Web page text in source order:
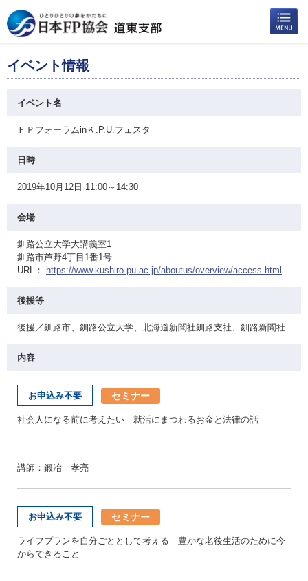
イベント情報
イベント名
ＦＰフォーラムinＫ.P.U.フェスタ
日時
2019年10月12日 11:00～14:30
会場
釧路公立大学大講義室1
釧路市芦野4丁目1番1号
URL：
https://www.kushiro-pu.ac.jp/aboutus/overview/access.html
後援等
後援／釧路市、釧路公立大学、北海道新聞社釧路支社、釧路新聞社
内容
お申込み不要 セミナー
社会人になる前に考えたい 就活にまつわるお金と法律の話
講師：鍛冶 孝亮
お申込み不要 セミナー
ライフプランを自分ごととして考える 豊かな老後生活のために今
からできること